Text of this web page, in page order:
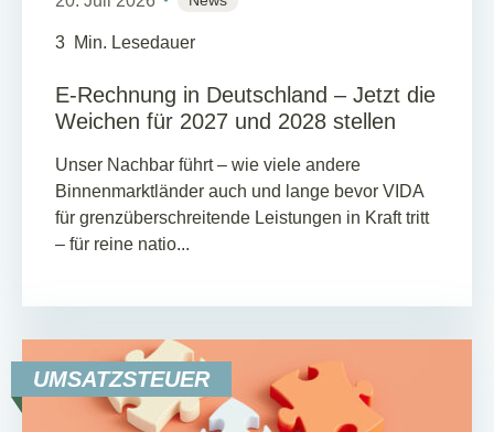
3 Min. Lesedauer
E-Rechnung in Deutschland – Jetzt die
Weichen für 2027 und 2028 stellen
Unser Nachbar führt – wie viele andere
Binnenmarktländer auch und lange bevor VIDA
für grenzüberschreitende Leistungen in Kraft tritt
– für reine natio...
UMSATZSTEUER